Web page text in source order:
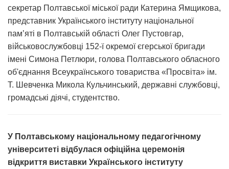
секретар Полтавської міської ради Катерина Ямщикова,
представник Українського інституту національної
пам’яті в Полтавській області Олег Пустовгар,
військовослужбовці 152-ї окремої єгерської бригади
імені Симона Петлюри, голова Полтавського обласного
об'єднання Всеукраїнського товариства «Просвіта» ім.
Т. Шевченка Микола Кульчинський, державні службовці,
громадські діячі, студентство.
У Полтавському національному педагогічному
університеті відбулася офіційна церемонія
відкриття виставки Українського інституту